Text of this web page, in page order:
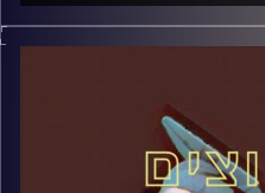
עם פרופסור בועז בן-